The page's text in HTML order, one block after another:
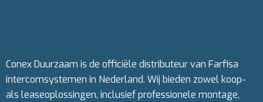
Conex Duurzaam is de officiële distributeur van Farfisa
intercomsystemen in Nederland. Wij bieden zowel koop-
als leaseoplossingen, inclusief professionele montage,